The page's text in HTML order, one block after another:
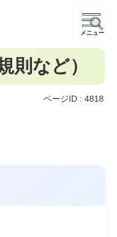
メニュー
則など）
ページID : 4818